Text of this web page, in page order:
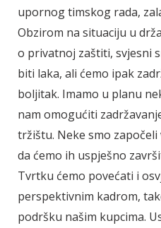
upornog timskog rada,
Obzirom na situaciju u
o privatnoj zaštiti, svjesni
biti laka, ali ćemo ipak
boljitak. Imamo u planu
nam omogućiti
tržištu. Neke smo započeli
da ćemo ih uspješno
Tvrtku ćemo povećati i
perspektivnim kadrom,
podršku našim kupcima.